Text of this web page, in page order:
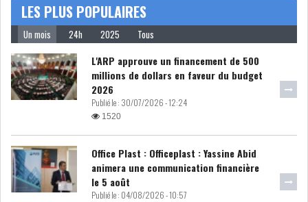
LA DÉPENDANCE ÉNERGÉTIQUE
DE LA TUNISIE...
ELECTIONS
PRÉSIDENTIELLES
GOUVERNEMENT
LES PLUS POPULAIRES
Un mois 24h 2025 Tous
L'ARP approuve un financement de 500
millions de dollars en faveur du budget
2026
Publié le : 30/07/2026 - 12:24
1520
Office Plast : Officeplast : Yassine Abid
animera une communication financière
le 5 août
Publié le : 04/08/2026 - 10:57